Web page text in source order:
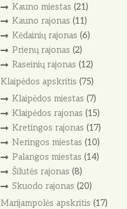
Kauno miestas (21)
Kauno rajonas (11)
Kėdainių rajonas (6)
Prienų rajonas (2)
Raseinių rajonas (12)
Klaipėdos apskritis (75)
Klaipėdos miestas (7)
Klaipėdos rajonas (15)
Kretingos rajonas (17)
Neringos miestas (10)
Palangos miestas (14)
Šilutės rajonas (8)
Skuodo rajonas (20)
Marijampolės apskritis (17)